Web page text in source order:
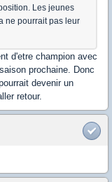
Les jeunes
ne pourrait pas leur
d'etre champion avec
prochaine. Donc
devenir un
retour.